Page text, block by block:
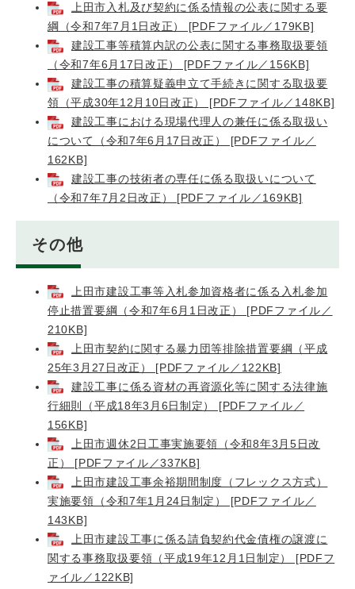
上田市入札及び契約に係る情報の公表に関する要
綱（令和7年7月1日改正） [PDFファイル／179KB]
建設工事等積算内訳の公表に関する事務取扱要領
（令和7年6月17日改正） [PDFファイル／156KB]
建設工事の積算疑義申立て手続きに関する取扱要
領（平成30年12月10日改正） [PDFファイル／148KB]
建設工事における現場代理人の兼任に係る取扱い
について（令和7年6月17日改正） [PDFファイル／
162KB]
建設工事の技術者の専任に係る取扱いについて
（令和7年7月2日改正） [PDFファイル／169KB]
その他
上田市建設工事等入札参加資格者に係る入札参加
停止措置要綱（令和7年6月1日改正） [PDFファイル／
210KB]
上田市契約に関する暴力団等排除措置要綱（平成
25年3月27日改正） [PDFファイル／122KB]
建設工事に係る資材の再資源化等に関する法律施
行細則（平成18年3月6日制定） [PDFファイル／
156KB]
上田市週休2日工事実施要領（令和8年3月5日改
正） [PDFファイル／337KB]
上田市建設工事余裕期間制度（フレックス方式）
実施要領（令和7年1月24日制定） [PDFファイル／
143KB]
上田市建設工事に係る請負契約代金債権の譲渡に
関する事務取扱要領（平成19年12月1日制定） [PDFフ
ァイル／122KB]